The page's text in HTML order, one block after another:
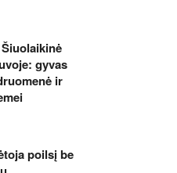
gyvas
ir
poilsį be